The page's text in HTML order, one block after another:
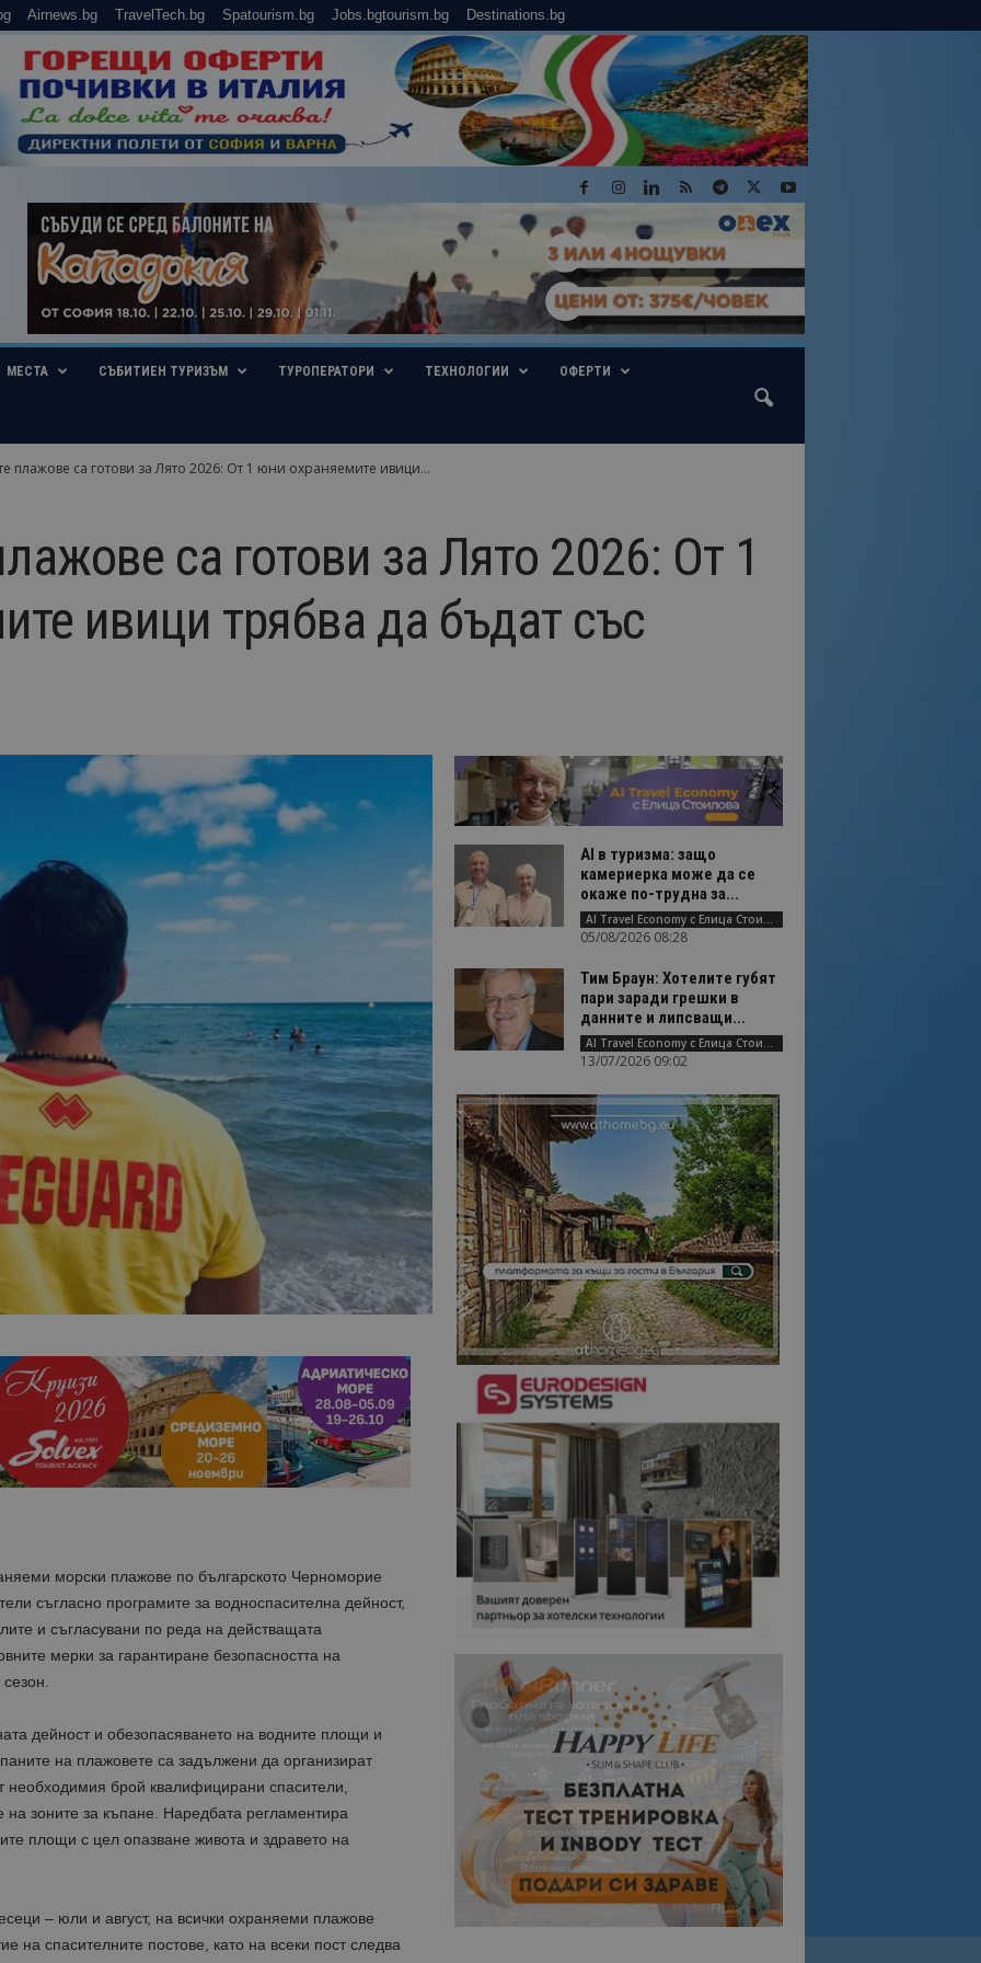
Airnews.bg TravelTech.bg Spatourism.bg Jobs.bgtourism.bg Destinations.bg
МЕСТА СЪБИТИЕН ТУРИЗЪМ ТУРОПЕРАТОРИ ТЕХНОЛОГИИ ОФЕРТИ
плажове са готови за Лято 2026: От 1 юни охраняемите ивици...
са готови за Лято 2026: От 1
ивици трябва да бъдат със
морски плажове по българското Черноморие
съгласно програмите за водноспасителна дейност,
и съгласувани по реда на действащата
мерки за гарантиране безопасността на
дейност и обезопасяването на водните площи и
на плажовете са задължени да организират
необходимия брой квалифицирани спасители,
зоните за къпане. Наредбата регламентира
площи с цел опазване живота и здравето на
– юли и август, на всички охраняеми плажове
на спасителните постове, като на всеки пост следва
AI в туризма: защо
камериерка може да се
окаже по-трудна за...
AI Travel Economy с Елица Стоилова
05/08/2026 08:28
Тим Браун: Хотелите губят
пари заради грешки в
данните и липсващи...
AI Travel Economy с Елица Стоилова
13/07/2026 09:02